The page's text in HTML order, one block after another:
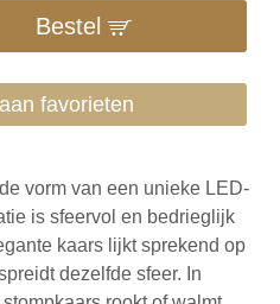
Bestel
favorieten
vorm van een unieke LED-
is sfeervol en bedrieglijk
kaars lijkt sprekend op
dezelfde sfeer. In